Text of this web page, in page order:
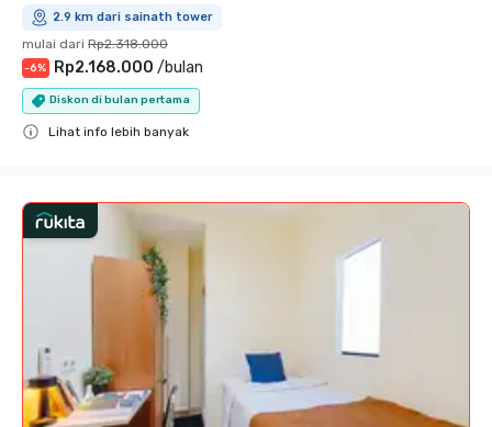
2.9 km dari sainath tower
mulai dari Rp2.318.000
-6% Rp2.168.000 /bulan
Diskon di bulan pertama
Lihat info lebih banyak